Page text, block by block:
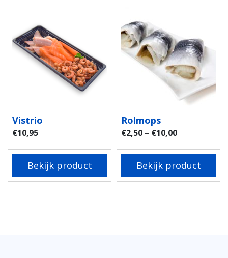
Vistrio
€10,95
Bekijk product
Rolmops
€2,50 – €10,00
Bekijk product